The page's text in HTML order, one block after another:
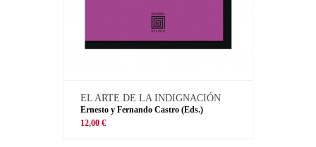
EL ARTE DE LA INDIGNACIÓN
Ernesto y Fernando Castro (Eds.)
12,00 €